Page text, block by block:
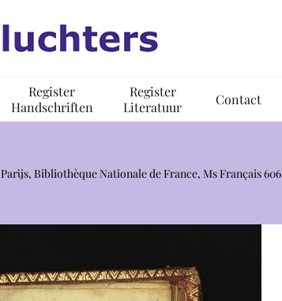
Register
Handschriften
Register
Literatuur
Contact
Parijs, Bibliothèque Nationale de France, Ms Français 606